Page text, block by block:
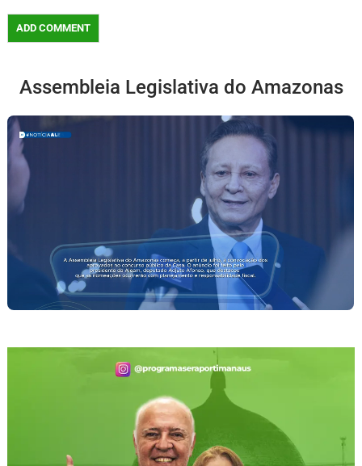
Assembleia Legislativa do Amazonas